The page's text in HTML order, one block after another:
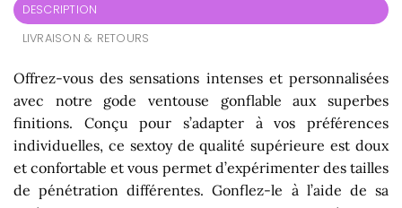
DESCRIPTION
LIVRAISON & RETOURS
Offrez-vous des sensations intenses et personnalisées
avec notre gode ventouse gonflable aux superbes
finitions. Conçu pour s’adapter à vos préférences
individuelles, ce sextoy de qualité supérieure est doux
et confortable et vous permet d’expérimenter des tailles
de pénétration différentes. Gonflez-le à l’aide de sa